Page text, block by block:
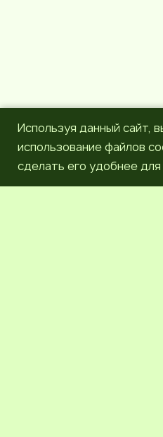
Используя данный сайт,
использование файлов
сделать его удобнее для